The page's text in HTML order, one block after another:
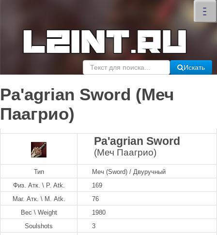
–
–
–
×
Искать
Pa'agrian Sword (Меч
Паагрио)
Pa'agrian Sword
(Меч Паагрио)
Тип
Меч (Sword) / Двуручный
Физ. Атк. \ P. Atk.
169
Маг. Атк. \ M. Atk.
76
Вес \ Weight
1980
Soulshots
3